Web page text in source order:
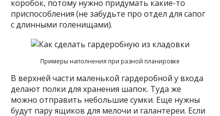
коробок, потому нужно придумать какие-то
приспособления (не забудьте про отдел для сапог
с длинными голенищами).
Примеры наполнения при разной планировке
В верхней части маленькой гардеробной у входа
делают полки для хранения шапок. Туда же
можно отправить небольшие сумки. Еще нужны
будут пару ящиков для мелочи и галантереи. Если